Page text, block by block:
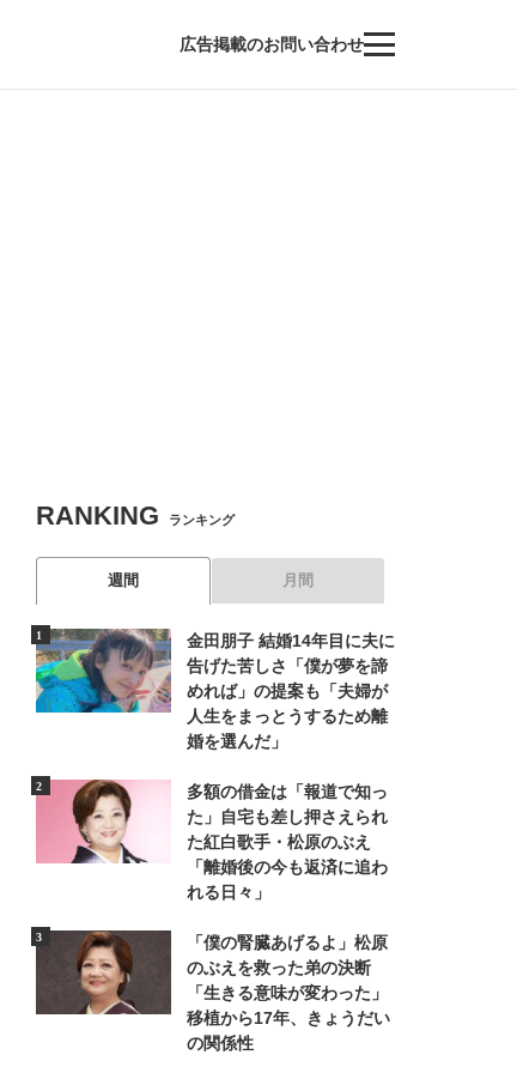
広告掲載のお問い合わせ
RANKING ランキング
週間 月間
金田朋子 結婚14年目に夫に
告げた苦しさ「僕が夢を諦
めれば」の提案も「夫婦が
人生をまっとうするため離
婚を選んだ」
多額の借金は「報道で知っ
た」自宅も差し押さえられ
た紅白歌手・松原のぶえ
「離婚後の今も返済に追わ
れる日々」
「僕の腎臓あげるよ」松原
のぶえを救った弟の決断
「生きる意味が変わった」
移植から17年、きょうだい
の関係性